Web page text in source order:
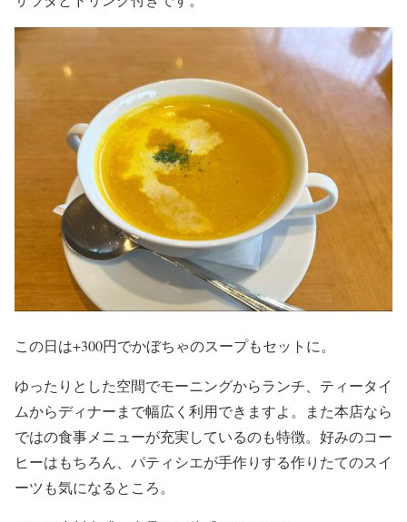
この日は+300円でかぼちゃのスープもセットに。
ゆったりとした空間でモーニングからランチ、ティータイ
ムからディナーまで幅広く利用できますよ。また本店なら
ではの食事メニューが充実しているのも特徴。好みのコー
ヒーはもちろん、パティシエが手作りする作りたてのスイ
ーツも気になるところ。